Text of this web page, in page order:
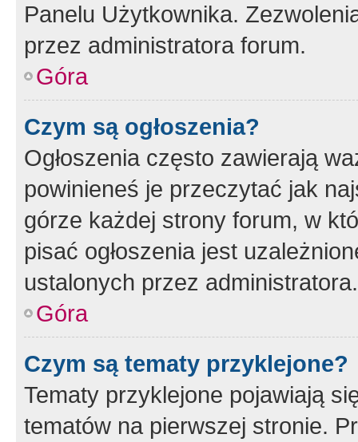
Panelu Użytkownika.
przez administratora forum.
Góra
Czym są ogłoszenia?
Ogłoszenia często zawierają
powinieneś je przeczytać jak
górze każdej strony forum, w
pisać ogłoszenia jest
ustalonych przez administratora.
Góra
Czym są tematy przyklejone?
Tematy przyklejone pojawiają
tematów na pierwszej stronie.